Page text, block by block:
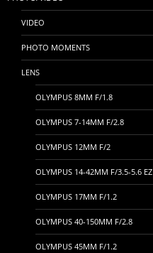
VIDEO
PHOTO MOMENTS
LENS
OLYMPUS 8MM F/1.8
OLYMPUS 7-14MM F/2.8
OLYMPUS 12MM F/2
OLYMPUS 14-42MM F/3.5-5.6 EZ
OLYMPUS 17MM F/1.2
OLYMPUS 40-150MM F/2.8
OLYMPUS 45MM F/1.2